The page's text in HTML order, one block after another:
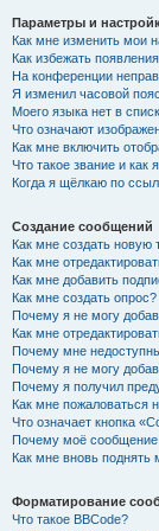
Параметры и
Как мне изменить мои
Как избежать
На конференции
Я изменил часовой
Моего языка нет в
Что означают
Как мне включить
Что такое звание и как
Когда я щёлкаю по
Создание сообщений
Как мне создать
Как мне
Как мне добавить
Как мне создать опрос?
Почему я не могу
Как мне
Почему мне
Почему я не могу
Почему я получил
Как мне пожаловаться
Что означает кнопка
Почему моё сообщение
Как мне вновь поднять
Форматирование
Что такое BBCode?